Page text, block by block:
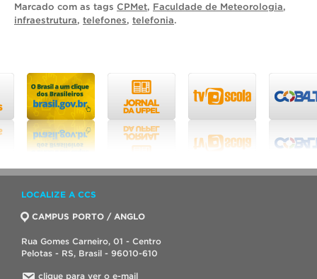
Marcado com as tags CPMet, Faculdade de Meteorologia,
infraestrutura, telefones, telefonia.
LOCALIZE A CCS
CAMPUS PORTO / ANGLO
Rua Gomes Carneiro, 01 - Centro
Pelotas - RS, Brasil - 96010-610
clique para ver o e-mail